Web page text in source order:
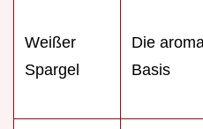
Weißer
Spargel
Die
Basis